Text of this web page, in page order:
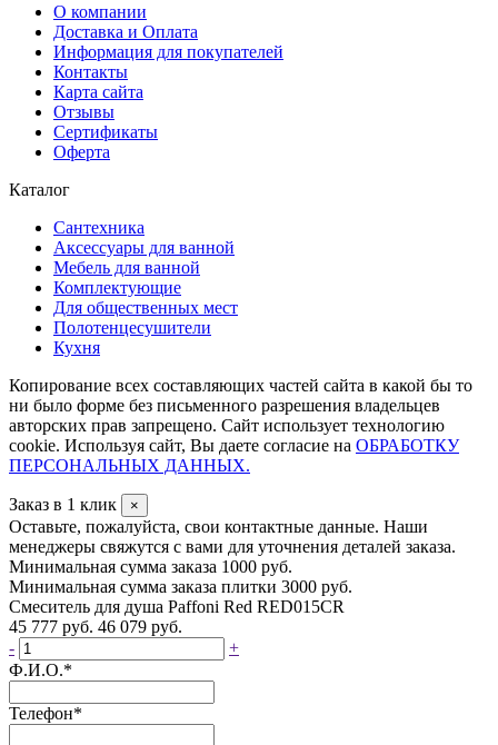
О компании
Доставка и Оплата
Информация для покупателей
Контакты
Карта сайта
Отзывы
Сертификаты
Оферта
Каталог
Сантехника
Аксессуары для ванной
Мебель для ванной
Комплектующие
Для общественных мест
Полотенцесушители
Кухня
Копирование всех составляющих частей сайта в какой бы то
ни было форме без письменного разрешения владельцев
авторских прав запрещено. Сайт использует технологию
cookie. Используя сайт, Вы даете согласие на ОБРАБОТКУ
ПЕРСОНАЛЬНЫХ ДАННЫХ.
Заказ в 1 клик ×
Оставьте, пожалуйста, свои контактные данные. Наши
менеджеры свяжутся с вами для уточнения деталей заказа.
Минимальная сумма заказа 1000 руб.
Минимальная сумма заказа плитки 3000 руб.
Смеситель для душа Paffoni Red RED015CR
45 777 руб. 46 079 руб.
-
+
Ф.И.О.*
Телефон*